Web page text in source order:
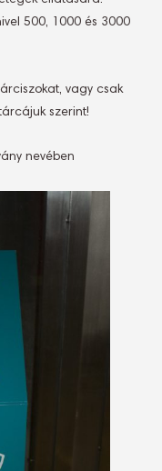
500, 1000 és 3000
vagy csak
szerint!
nevében